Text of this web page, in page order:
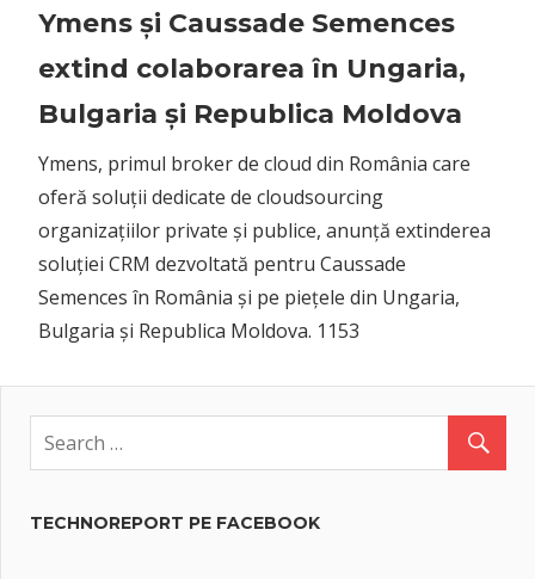
Ymens și Caussade Semences
extind colaborarea în Ungaria,
Bulgaria și Republica Moldova
Ymens, primul broker de cloud din România care
oferă soluții dedicate de cloudsourcing
organizațiilor private și publice, anunță extinderea
soluției CRM dezvoltată pentru Caussade
Semences în România și pe piețele din Ungaria,
Bulgaria și Republica Moldova. 1153
TECHNOREPORT PE FACEBOOK